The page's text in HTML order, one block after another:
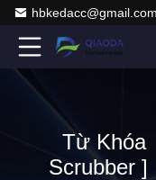
hbkedacc@gmail.com
Từ Khóa
Scrubber